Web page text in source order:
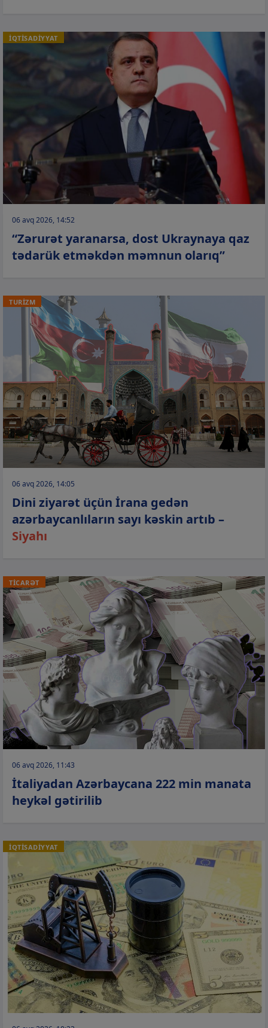
İQTİSADİYYAT
06 avq 2026, 14:52
“Zərurət yaranarsa, dost Ukraynaya qaz
tədarük etməkdən məmnun olarıq”
TURİZM
06 avq 2026, 14:05
Dini ziyarət üçün İrana gedən
azərbaycanlıların sayı kəskin artıb –
Siyahı
TİCARƏT
06 avq 2026, 11:43
İtaliyadan Azərbaycana 222 min manata
heykəl gətirilib
İQTİSADİYYAT